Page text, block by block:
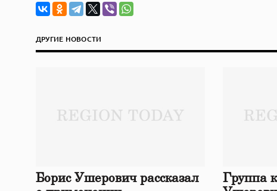
ДРУГИЕ НОВОСТИ
Борис Ушерович рассказал
Группа